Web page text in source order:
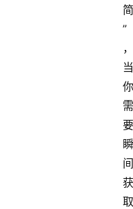
简
”
，
当
你
需
要
瞬
间
获
取